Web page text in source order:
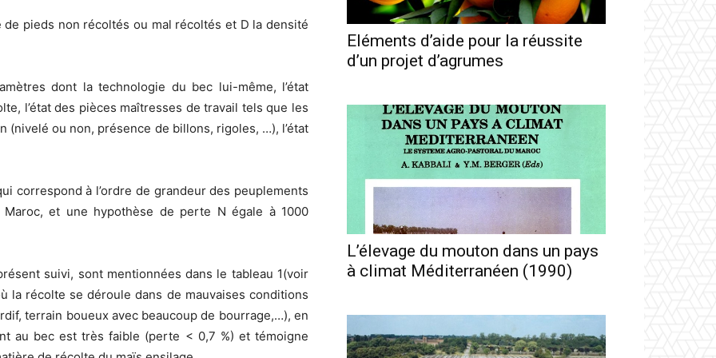
de pieds non récoltés ou mal récoltés et D la densité
dont la technologie du bec lui-même, l’état
l’état des pièces maîtresses de travail tels que les
(nivelé ou non, présence de billons, rigoles, …), l’état
correspond à l’ordre de grandeur des peuplements
et une hypothèse de perte N égale à 1000
suivi, sont mentionnées dans le tableau 1(voir
la récolte se déroule dans de mauvaises conditions
terrain boueux avec beaucoup de bourrage,…), en
au bec est très faible (perte < 0,7 %) et témoigne
Eléments d’aide pour la réussite
d’un projet d’agrumes
L’élevage du mouton dans un pays
à climat Méditerranéen (1990)